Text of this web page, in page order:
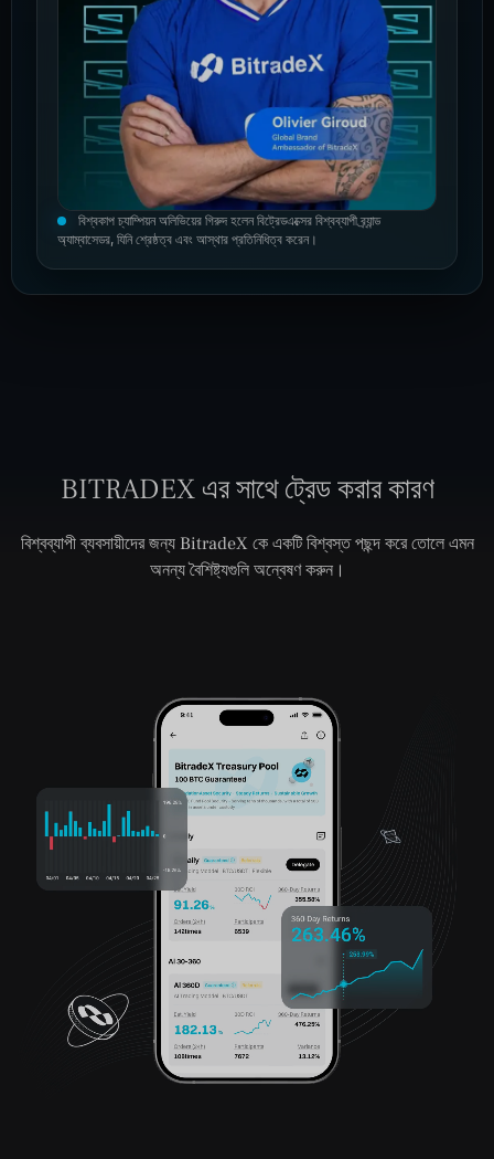
বিশ্বকাপ চ্যাম্পিয়ন অলিভিয়ের গিরুদ হলেন বিট্রেডএক্সের বিশ্বব্যাপী ব্র্যান্ড
অ্যাম্বাসেডর, যিনি শ্রেষ্ঠত্ব এবং আস্থার প্রতিনিধিত্ব করেন।
BITRADEX এর সাথে ট্রেড করার কারণ
বিশ্বব্যাপী ব্যবসায়ীদের জন্য BitradeX কে একটি বিশ্বস্ত পছন্দ করে তোলে এমন
অনন্য বৈশিষ্ট্যগুলি অন্বেষণ করুন।